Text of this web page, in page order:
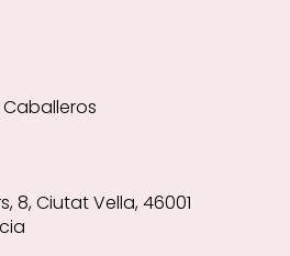
8, Ciutat Vella, 46001